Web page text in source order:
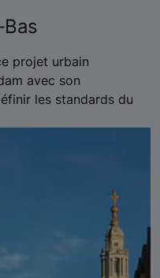
projet urbain
avec son
les standards du